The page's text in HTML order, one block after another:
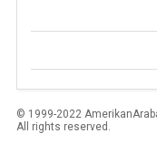
© 1999-2022
All rights reserved.